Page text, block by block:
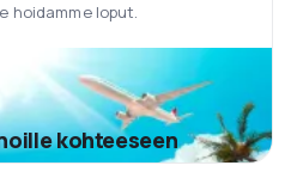
hoidamme loput.
kohteeseen